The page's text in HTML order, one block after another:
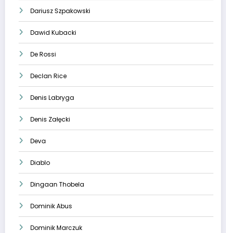
Dariusz Szpakowski
Dawid Kubacki
De Rossi
Declan Rice
Denis Labryga
Denis Załęcki
Deva
Diablo
Dingaan Thobela
Dominik Abus
Dominik Marczuk